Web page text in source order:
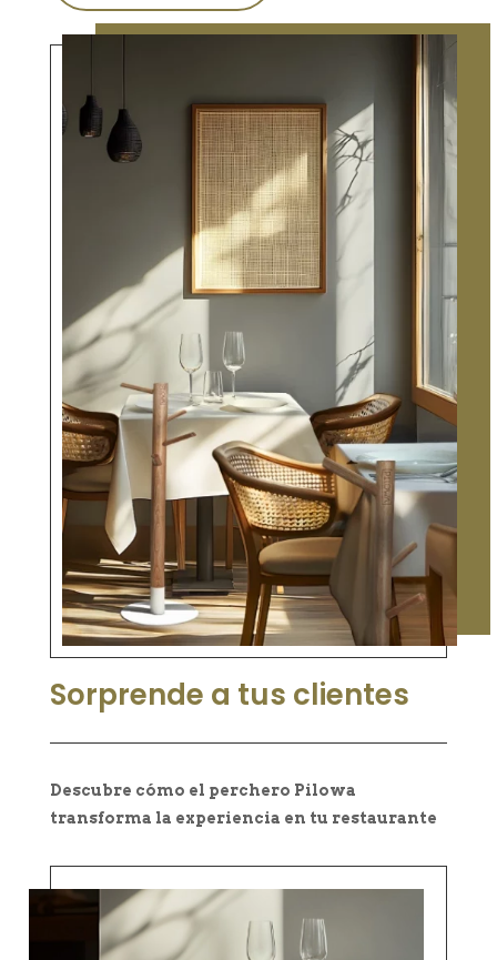
Sorprende a tus clientes
Descubre cómo el perchero Pilowa
transforma la experiencia en tu restaurante